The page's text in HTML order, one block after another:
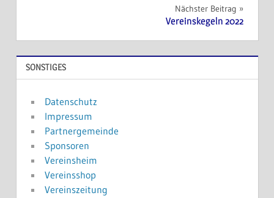
Nächster Beitrag
Vereinskegeln 2022
SONSTIGES
Datenschutz
Impressum
Partnergemeinde
Sponsoren
Vereinsheim
Vereinsshop
Vereinszeitung